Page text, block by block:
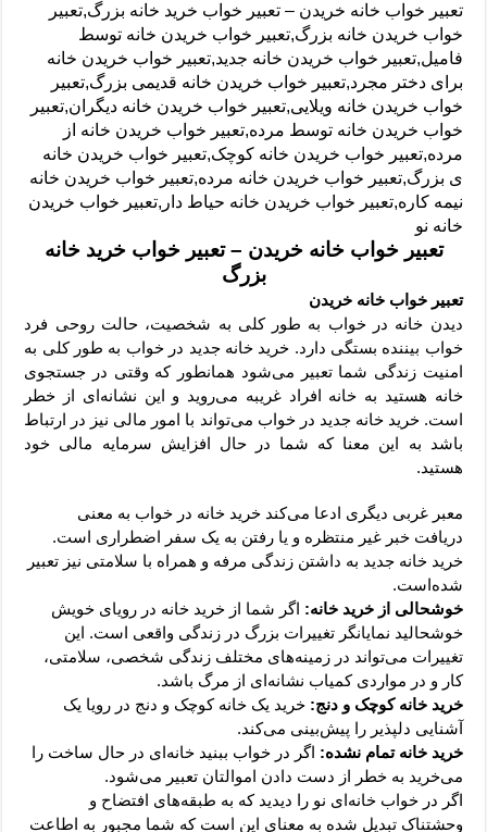
تعبیر خواب خانه خریدن – تعبیر خواب خرید خانه بزرگ,تعبیر
خواب خریدن خانه بزرگ,تعبیر خواب خریدن خانه توسط
فامیل,تعبیر خواب خریدن خانه جدید,تعبیر خواب خریدن خانه
برای دختر مجرد,تعبیر خواب خریدن خانه قدیمی بزرگ,تعبیر
خواب خریدن خانه ویلایی,تعبیر خواب خریدن خانه دیگران,تعبیر
خواب خریدن خانه توسط مرده,تعبیر خواب خریدن خانه از
مرده,تعبیر خواب خریدن خانه کوچک,تعبیر خواب خریدن خانه
ی بزرگ,تعبیر خواب خریدن خانه مرده,تعبیر خواب خریدن خانه
نیمه کاره,تعبیر خواب خریدن خانه حیاط دار,تعبیر خواب خریدن
خانه نو
تعبیر خواب خانه خریدن – تعبیر خواب خرید خانه
بزرگ
تعبیر خواب خانه خریدن
دیدن خانه در خواب به طور کلی به شخصیت، حالت روحی فرد
خواب بیننده بستگی دارد. خرید خانه جدید در خواب به طور کلی به
امنیت زندگی شما تعبیر می‌شود همانطور که وقتی در جستجوی
خانه هستید به خانه افراد غریبه می‌روید و این نشانه‌ای از خطر
است. خرید خانه جدید در خواب می‌تواند با امور مالی نیز در ارتباط
باشد به این معنا که شما در حال افزایش سرمایه مالی خود
هستید.
معبر غربی دیگری ادعا می‌کند خرید خانه در خواب به معنی
دریافت خبر غیر‌ منتظره و یا رفتن به یک سفر اضطراری است.
خرید خانه جدید به داشتن زندگی مرفه و همراه با سلامتی نیز تعبیر
شده‌است.
خوشحالی از خرید خانه: اگر شما از خرید خانه در رویای خویش
خوشحالید نمایانگر تغییرات بزرگ در زندگی واقعی است. این
تغییرات می‌تواند در زمینه‌های مختلف زندگی شخصی، سلامتی،
کار و در مواردی کمیاب نشانه‌ای از مرگ باشد.
خرید خانه کوچک و دنج:خرید یک خانه کوچک و دنج در رویا یک
آشنایی دلپذیر را پیش‌بینی می‌کند.
خرید خانه تمام نشده: اگر در خواب ببنید خانه‌ای در حال ساخت را
می‌خرید به خطر از دست دادن اموالتان تعبیر می‌شود.
اگر در خواب خانه‌ای نو را دیدید که به طبقه‌های افتضاح و
وحشتناک تبدیل شده به معنای این است که شما مجبور به اطاعت